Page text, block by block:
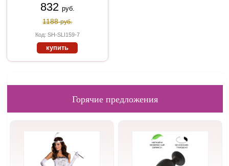
832 руб.
1188руб.
Код: SH-SLI159-7
купить
Горячие предложения